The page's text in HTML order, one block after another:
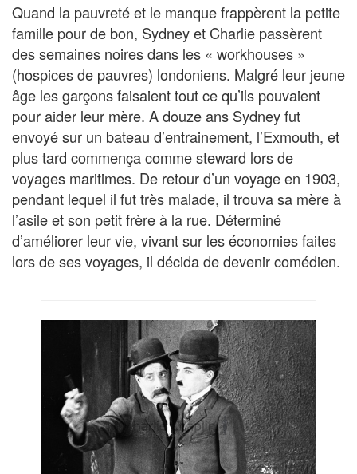
Quand la pauvreté et le manque frappèrent la petite
famille pour de bon, Sydney et Charlie passèrent
des semaines noires dans les « workhouses »
(hospices de pauvres) londoniens. Malgré leur jeune
âge les garçons faisaient tout ce qu’ils pouvaient
pour aider leur mère. A douze ans Sydney fut
envoyé sur un bateau d’entrainement, l’Exmouth, et
plus tard commença comme steward lors de
voyages maritimes. De retour d’un voyage en 1903,
pendant lequel il fut très malade, il trouva sa mère à
l’asile et son petit frère à la rue. Déterminé
d’améliorer leur vie, vivant sur les économies faites
lors de ses voyages, il décida de devenir comédien.